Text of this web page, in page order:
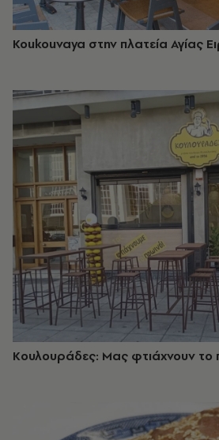
Koukouvaya στην πλατεία Αγίας
Κουλουράδες: Mας φτιάχνουν το